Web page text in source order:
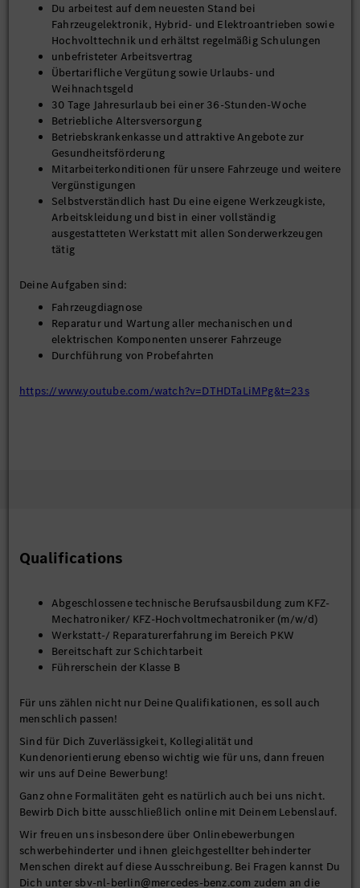
Du arbeitest auf dem neuesten Stand bei
Fahrzeugelektronik, Hybrid- und Elektroantrieben sowie
Hochvolttechnik und erhältst regelmäßig Schulungen
unbefristeter Arbeitsvertrag
Übertarifliche Vergütung sowie Urlaubs- und
Weihnachtsgeld
30 Tage Jahresurlaub bei einer 36-Stunden-Woche
Betriebliche Altersversorgung
Betriebskrankenkasse und attraktive Angebote zur
Gesundheitsförderung
Mitarbeiterkonditionen für unsere Fahrzeuge und weitere
Vergünstigungen
Selbstverständlich hast Du eine eigene Werkzeugkiste,
Arbeitskleidung und bist in einer vollständig
ausgestatteten Werkstatt mit allen Sonderwerkzeugen
tätig
Deine Aufgaben sind:
Fahrzeugdiagnose
Reparatur und Wartung aller mechanischen und
elektrischen Komponenten unserer Fahrzeuge
Durchführung von Probefahrten
https://www.youtube.com/watch?v=DTHDTaLiMPg&t=23s
Qualifications
Abgeschlossene technische Berufsausbildung zum KFZ-
Mechatroniker/ KFZ-Hochvoltmechatroniker (m/w/d)
Werkstatt-/ Reparaturerfahrung im Bereich PKW
Bereitschaft zur Schichtarbeit
Führerschein der Klasse B
Für uns zählen nicht nur Deine Qualifikationen, es soll auch
menschlich passen!
Sind für Dich Zuverlässigkeit, Kollegialität und
Kundenorientierung ebenso wichtig wie für uns, dann freuen
wir uns auf Deine Bewerbung!
Ganz ohne Formalitäten geht es natürlich auch bei uns nicht.
Bewirb Dich bitte ausschließlich online mit Deinem Lebenslauf.
Wir freuen uns insbesondere über Onlinebewerbungen
schwerbehinderter und ihnen gleichgestellter behinderter
Menschen direkt auf diese Ausschreibung. Bei Fragen kannst Du
Dich unter sbv-nl-berlin@mercedes-benz.com zudem an die